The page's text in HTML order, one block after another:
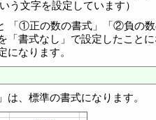
う文字を設定しています）
「①正の数の書式」「②負の
「書式なし」で設定したこと
になります。
、標準の書式になります。